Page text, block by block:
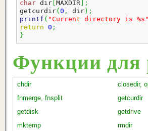
char dir MAXDIR
;
getcurdir( 0 , dir) ;
printf ( "Current directory is %s"
return 0 ;
}
Функции для
chdir
closedir,
fnmerge, fnsplit
getcurdir
getdisk
getdrive
mktemp
rmdir